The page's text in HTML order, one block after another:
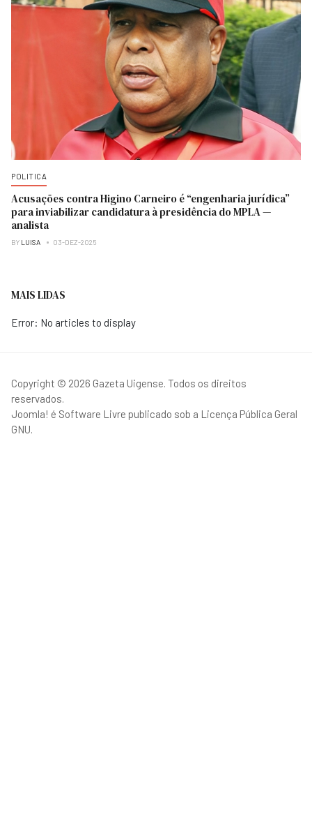
POLITICA
Acusações contra Higino Carneiro é “engenharia jurídica”
para inviabilizar candidatura à presidência do MPLA —
analista
BY LUISA 03-DEZ-2025
MAIS LIDAS
Error: No articles to display
Copyright © 2026 Gazeta Uigense. Todos os direitos
reservados.
Joomla! é Software Livre publicado sob a Licença Pública Geral
GNU.